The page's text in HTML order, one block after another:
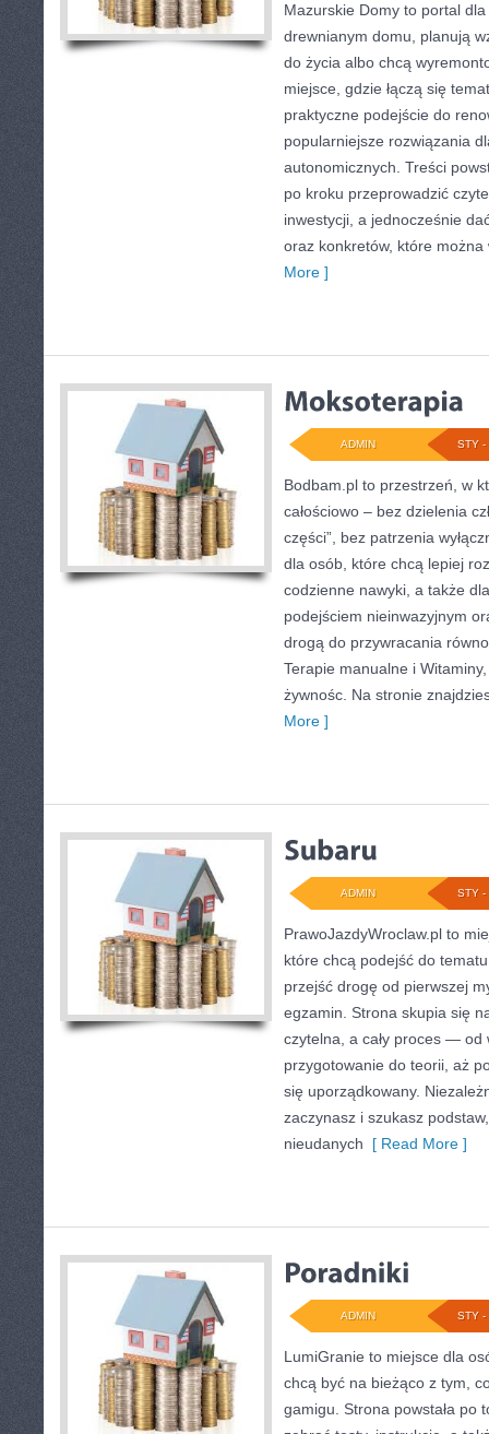
Mazurskie Domy to portal
drewnianym domu, planują
do życia albo chcą
miejsce, gdzie łączą się
praktyczne podejście do
popularniejsze rozwiązania
autonomicznych. Treści
po kroku przeprowadzić
inwestycji, a jednocześnie
oraz konkretów, które można
More ]
STY -
ADMIN
Bodbam.pl to przestrzeń, w
całościowo – bez dzielenia
części”, bez patrzenia
dla osób, które chcą lepiej
codzienne nawyki, a także
podejściem nieinwazyjnym
drogą do przywracania
Terapie manualne i
żywnośc. Na stronie
More ]
STY -
ADMIN
PrawoJazdyWroclaw.pl to
które chcą podejść do
przejść drogę od pierwszej
egzamin. Strona skupia się
czytelna, a cały proces — od
przygotowanie do teorii, aż
się uporządkowany.
zaczynasz i szukasz
nieudanych [ Read More ]
STY -
ADMIN
LumiGranie to miejsce dla
chcą być na bieżąco z tym,
gamigu. Strona powstała po